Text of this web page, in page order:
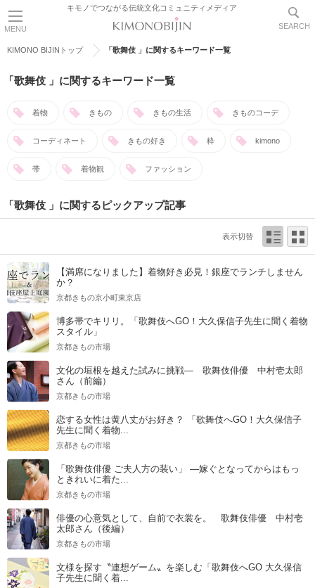
KIMONO BIJINトップ 「歌舞伎 」に関するキーワード一覧
「歌舞伎 」に関するキーワード一覧
着物 きもの きもの生活 きものコーデ
コーディネート きもの好き 粋 kimono
帯 着物観 ファッション
「歌舞伎 」に関するピックアップ記事
表示切替
【満席になりました】着物好き必見！銀座でランチしません
か？
京都きもの京小町東京店
博多帯でキリリ。「歌舞伎へGO！大久保信子先生に聞く着物
スタイル」
京都きもの市場
文化の垣根を越えた試みに挑戦― 歌舞伎俳優 中村壱太郎
さん（前編）
京都きもの市場
恋する女性は黄八丈がお好き？ 「歌舞伎へGO！大久保信子
先生に聞く着物...
京都きもの市場
「歌舞伎俳優 ご夫人方の装い」 ―嫁ぐとなってからはもっ
ときれいに着た...
京都きもの市場
俳優の心意気として、自前で衣裳を。 歌舞伎俳優 中村壱
太郎さん（後編）
京都きもの市場
文様を探す〝連想ゲーム〟を楽しむ「歌舞伎へGO 大久保信
子先生に聞く着...
MENU
キモノでつながる伝統文化コミュニティメディア
SEARCH